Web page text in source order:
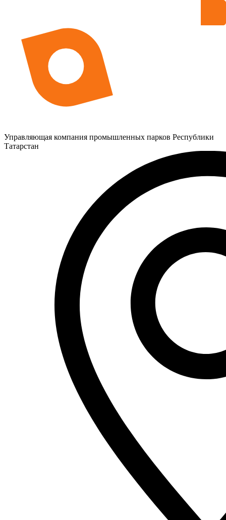
Управляющая компания промышленных парков Республики
Татарстан